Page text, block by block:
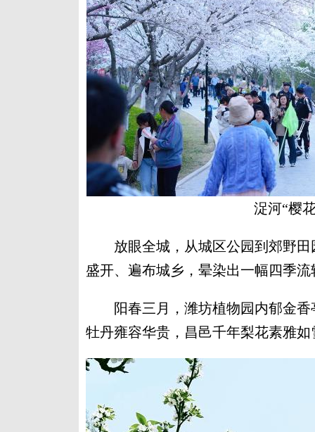
浞河“樱
放眼全城，从城区公园到郊野田
盛开、遍布城乡，晕染出一幅四季
阳春三月，潍坊植物园内郁金香
牡丹雍容华贵，昌邑千年梨花素雅